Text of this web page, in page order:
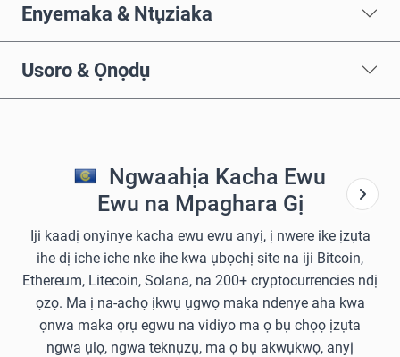
Enyemaka & Ntụziaka
Usoro & Ọnọdụ
Ngwaahịa Kacha Ewu
Ewu na Mpaghara Gị
Iji kaadị onyinye kacha ewu ewu anyị, ị nwere ike ịzụta
ihe dị iche iche nke ihe kwa ụbọchị site na iji Bitcoin,
Ethereum, Litecoin, Solana, na 200+ cryptocurrencies ndị
ọzọ. Ma ị na-achọ ịkwụ ụgwọ maka ndenye aha kwa
ọnwa maka ọrụ egwu na vidiyo ma ọ bụ chọọ ịzụta
ngwa ụlọ, ngwa teknụzụ, ma ọ bụ akwụkwọ, anyị